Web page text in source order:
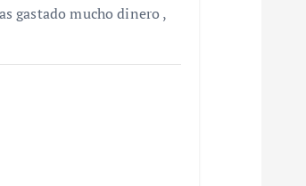
gastado mucho dinero ,